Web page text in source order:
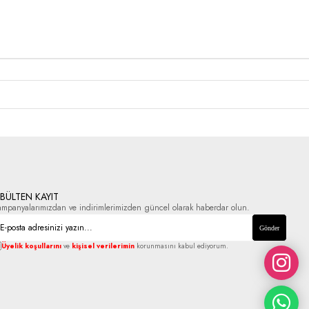
KAYIT
ve indirimlerimizden güncel olarak haberdar olun.
Gönder
Üyelik koşullarını ve kişisel verilerimin korunmasını kabul ediyorum.